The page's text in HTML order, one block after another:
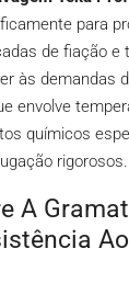
para
de fiação e
às demandas
envolve
químicos
rigorosos.
A